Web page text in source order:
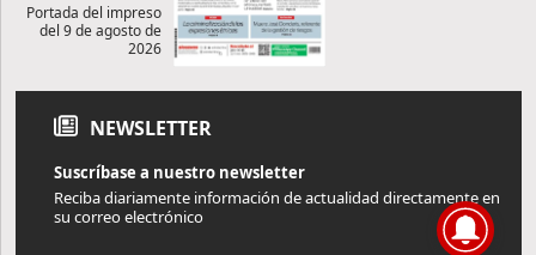
Portada del impreso
del 9 de agosto de
2026
NEWSLETTER
Suscríbase a nuestro newsletter
Reciba diariamente información de actualidad directamente en
su correo electrónico